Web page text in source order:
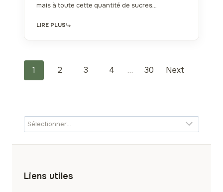
mais à toute cette quantité de sucres…
LIRE PLUS
P
s
t
n
1 2 3 4 … 30 Next
Liens utiles